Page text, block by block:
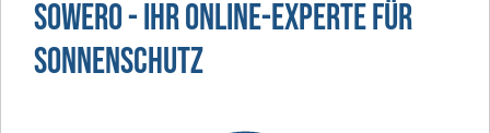
SOWERO - IHR ONLINE-EXPERTE FÜR
SONNENSCHUTZ